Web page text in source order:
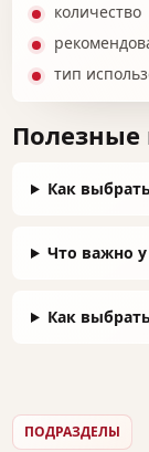
количество
тип
Полезные
Как
Что важно
Как
ПОДРАЗДЕЛЫ